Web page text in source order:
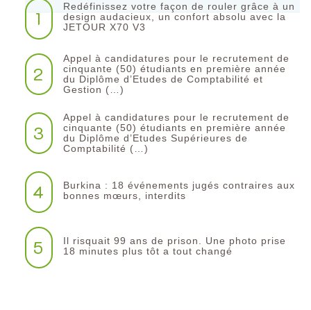
1
Redéfinissez votre façon de rouler grâce à un
design audacieux, un confort absolu avec la
JETOUR X70 V3
2
Appel à candidatures pour le recrutement de
cinquante (50) étudiants en première année
du Diplôme d’Etudes de Comptabilité et
Gestion (…)
3
Appel à candidatures pour le recrutement de
cinquante (50) étudiants en première année
du Diplôme d’Etudes Supérieures de
Comptabilité (…)
4
Burkina : 18 événements jugés contraires aux
bonnes mœurs, interdits
5
Il risquait 99 ans de prison. Une photo prise
18 minutes plus tôt a tout changé